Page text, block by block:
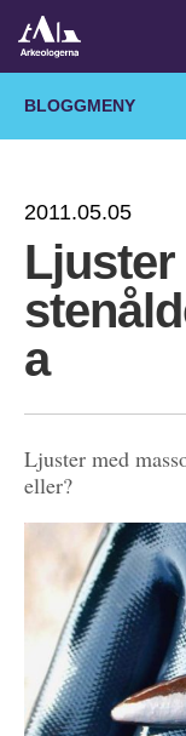
BLOGGMENY
2011.05.05
Ljuster
a
Ljuster med
eller?